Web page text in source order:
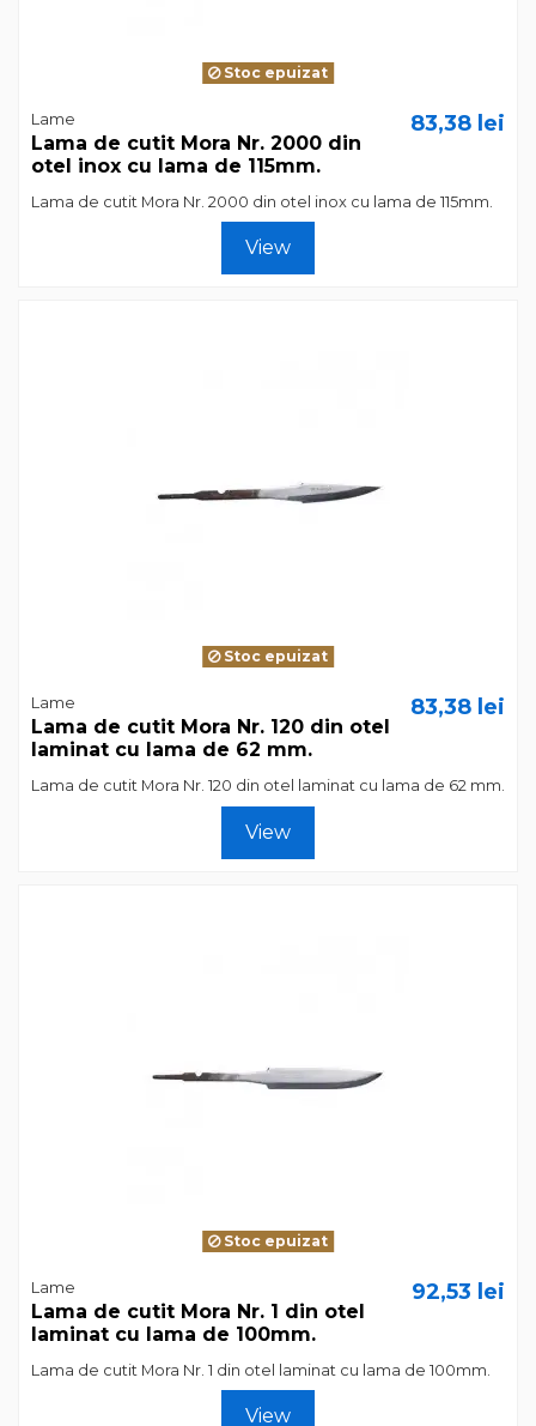
Stoc epuizat
Lame
Lama de cutit Mora Nr. 2000 din
otel inox cu lama de 115mm.
83,38 lei
Lama de cutit Mora Nr. 2000 din otel inox cu lama de 115mm.
View
Stoc epuizat
Lame
Lama de cutit Mora Nr. 120 din otel
laminat cu lama de 62 mm.
83,38 lei
Lama de cutit Mora Nr. 120 din otel laminat cu lama de 62 mm.
View
Stoc epuizat
Lame
Lama de cutit Mora Nr. 1 din otel
laminat cu lama de 100mm.
92,53 lei
Lama de cutit Mora Nr. 1 din otel laminat cu lama de 100mm.
View